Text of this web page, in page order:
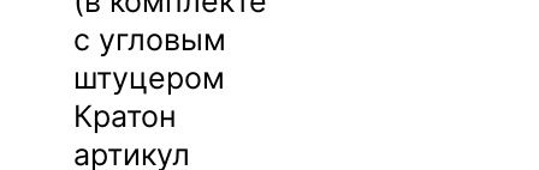
с угловым
штуцером
Кратон
артикул